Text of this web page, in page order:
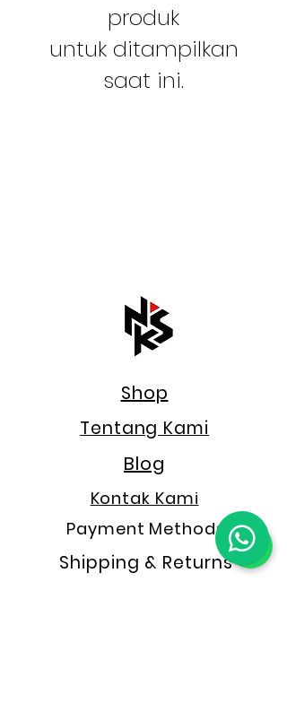
produk
untuk ditampilkan
saat ini.
Shop
Tentang Kami
Blog
Kontak Kami
Payment Methods
Shipping & Returns